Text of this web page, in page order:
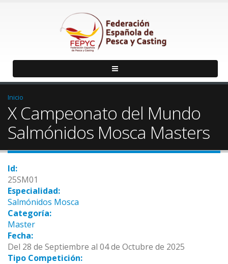
Inicio
X Campeonato del Mundo
Salmónidos Mosca Masters
Id:
25SM01
Especialidad:
Salmónidos Mosca
Categoría:
Master
Fecha:
Del 28 de Septiembre al 04 de Octubre de 2025
Tipo Competición: